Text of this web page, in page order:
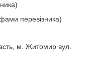
перевізника)
м. Житомир вул.